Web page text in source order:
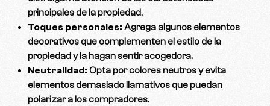
principales de la propiedad.
Toques personales: Agrega algunos elementos
decorativos que complementen el estilo de la
propiedad y la hagan sentir acogedora.
Neutralidad: Opta por colores neutros y evita
elementos demasiado llamativos que puedan
polarizar a los compradores.